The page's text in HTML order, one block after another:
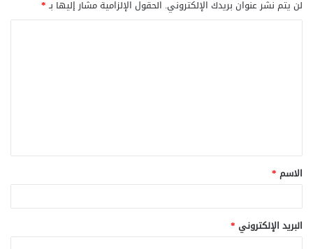
لن يتم نشر عنوان بريدك الإلكتروني. الحقول الإلزامية مشار إليها بـ*
ق
*
الاسم *
البريد الإلكتروني *